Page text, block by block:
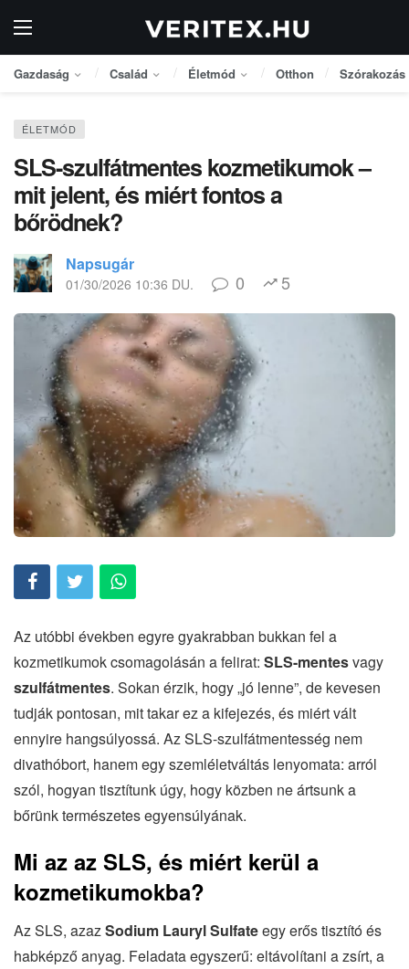
Gazdaság Család Életmód Otthon Szórakozás
ÉLETMÓD
SLS-szulfátmentes kozmetikumok –
mit jelent, és miért fontos a
bőrödnek?
Napsugár
01/30/2026 10:36 DU. 0 5
Az utóbbi években egyre gyakrabban bukkan fel a
kozmetikumok csomagolásán a felirat: SLS-mentesvagy
szulfátmentes. Sokan érzik, hogy „jó lenne”, de kevesen
tudják pontosan, mit takar ez a kifejezés, és miért vált
ennyire hangsúlyossá. Az SLS-szulfátmentesség nem
divathóbort, hanem egy szemléletváltás lenyomata: arról
szól, hogyan tisztítunk úgy, hogy közben ne ártsunk a
bőrünk természetes egyensúlyának.
Mi az az SLS, és miért kerül a
kozmetikumokba?
Az SLS, azazSodium Lauryl Sulfateegy erős tisztító és
habképző anyag. Feladata egyszerű: eltávolítani a zsírt, a